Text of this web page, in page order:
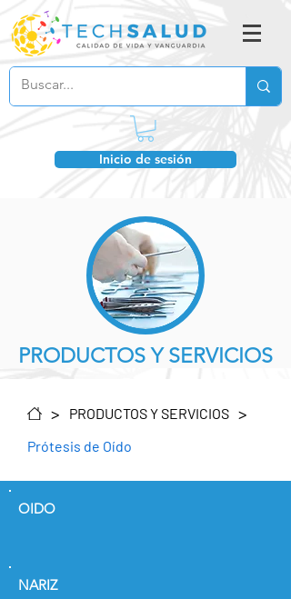
Inicio de sesión
PRODUCTOS Y SERVICIOS
> PRODUCTOS Y SERVICIOS >
Prótesis de Oído
OIDO
NARIZ